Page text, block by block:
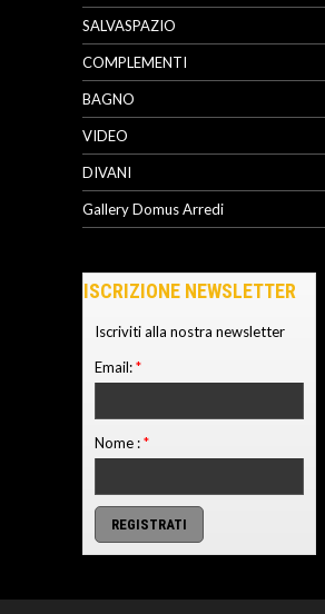
SALVASPAZIO
COMPLEMENTI
BAGNO
VIDEO
DIVANI
Gallery Domus Arredi
ISCRIZIONE NEWSLETTER
Iscriviti alla nostra newsletter
Email:*
Nome :*